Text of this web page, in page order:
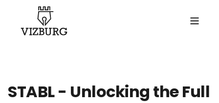
STABL - Unlocking the Full